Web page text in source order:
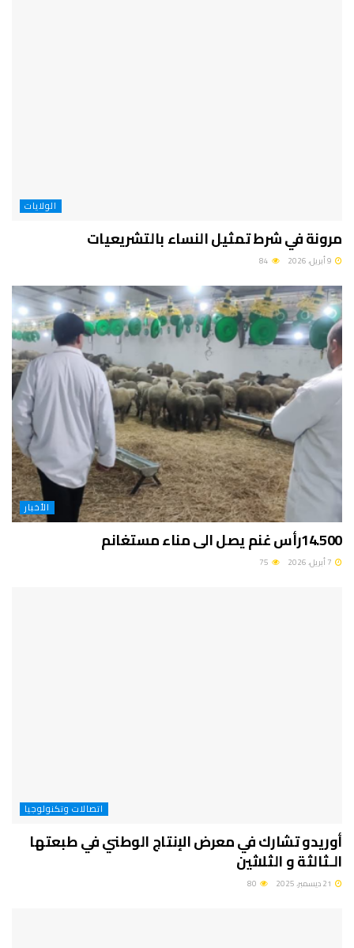
الولايات
مرونة في شرط تمثيل النساء بالتشريعيات
الأخبار
14.500رأس غنم يصل الى مناء مستغانم
اتصالات وتكنولوجيا
أوريدو تشارك في معرض الإنتاج الوطني في طبعتها
الـثالثة و الثلاثين